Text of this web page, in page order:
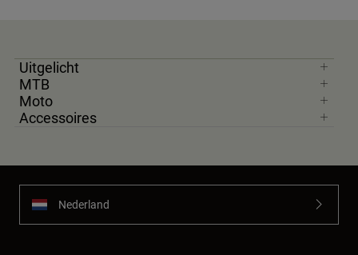
Uitgelicht
MTB
Moto
Accessoires
Nederland